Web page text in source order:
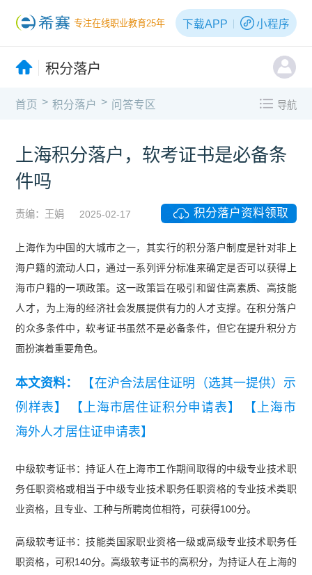
专注在线职业教育25年 下载APP 小程序
积分落户
首页 > 积分落户 > 问答专区 导航
上海积分落户，软考证书是必备条
件吗
责编：王娟 2025-02-17 积分落户资料领取
上海作为中国的大城市之一，其实行的积分落户制度是针对非上
海户籍的流动人口，通过一系列评分标准来确定是否可以获得上
海市户籍的一项政策。这一政策旨在吸引和留住高素质、高技能
人才，为上海的经济社会发展提供有力的人才支撑。在积分落户
的众多条件中，软考证书虽然不是必备条件，但它在提升积分方
面扮演着重要角色。
本文资料：
【在沪合法居住证明（选其一提供）示
例样表】
【上海市居住证积分申请表】
【上海市
海外人才居住证申请表】
中级软考证书：持证人在上海市工作期间取得的中级专业技术职
务任职资格或相当于中级专业技术职务任职资格的专业技术类职
业资格，且专业、工种与所聘岗位相符，可获得100分。
高级软考证书：技能类国家职业资格一级或高级专业技术职务任
职资格，可积140分。高级软考证书的高积分，为持证人在上海的